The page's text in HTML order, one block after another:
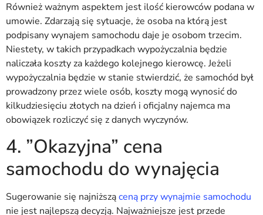
Również ważnym aspektem jest ilość kierowców podana w
umowie. Zdarzają się sytuacje, że osoba na którą jest
podpisany wynajem samochodu daje je osobom trzecim.
Niestety, w takich przypadkach wypożyczalnia będzie
naliczała koszty za każdego kolejnego kierowcę. Jeżeli
wypożyczalnia będzie w stanie stwierdzić, że samochód był
prowadzony przez wiele osób, koszty mogą wynosić do
kilkudziesięciu złotych na dzień i oficjalny najemca ma
obowiązek rozliczyć się z danych wyczynów.
4. ”Okazyjna” cena
samochodu do wynajęcia
Sugerowanie się najniższąceną przy wynajmie samochodu
nie jest najlepszą decyzją. Najważniejsze jest przede